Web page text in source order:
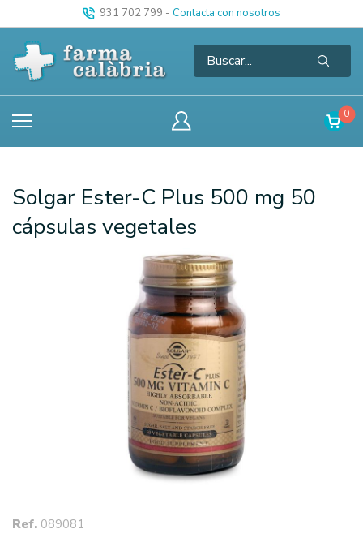
931 702 799 - Contacta con nosotros
0
Solgar Ester-C Plus 500 mg 50
cápsulas vegetales
Ref. 089081